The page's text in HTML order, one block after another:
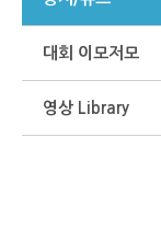
대회 이모저모
영상 Library